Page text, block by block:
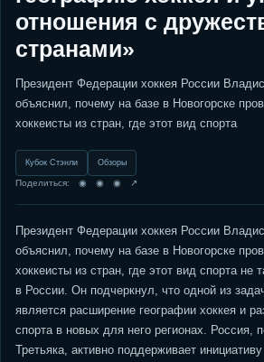
отношения с
странами»
Президент Федерации хоккея России
объяснил, почему на базе в Новогорске
хоккеисты из стран, где этот вид спорта
Кубок Стэнли Обзоры
Поделиться: ◉ ◉ ◉ ↗
Президент Федерации хоккея России
объяснил, почему на базе в Новогорске
хоккеисты из стран, где этот вид спорта не
в России. Он подчеркнул, что одной из
является расширение географии хоккея и
спорта в новых для него регионах. Россия,
Третьяка, активно поддерживает